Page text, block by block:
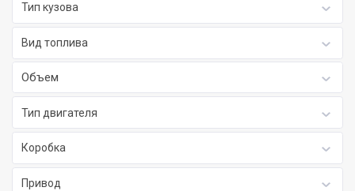
Тип кузова
Вид топлива
Объем
Тип двигателя
Коробка
Привод